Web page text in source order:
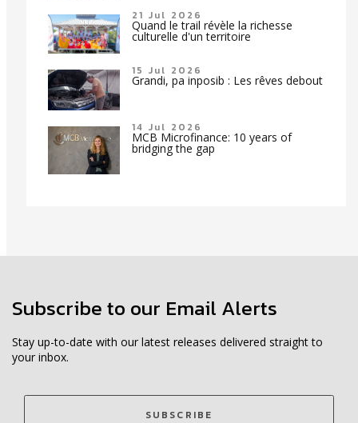
21 Jul 2026
Quand le trail révèle la richesse
culturelle d'un territoire
15 Jul 2026
Grandi, pa inposib : Les rêves debout
14 Jul 2026
MCB Microfinance: 10 years of
bridging the gap
Subscribe to our Email Alerts
Stay up-to-date with our latest releases delivered straight to
your inbox.
SUBSCRIBE